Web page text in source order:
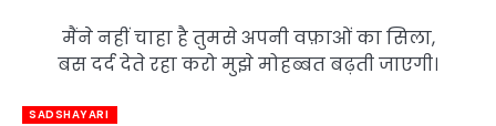
मैंने नहीं चाहा है तुमसे अपनी वफ़ाओं का सिला,
बस दर्द देते रहा करो मुझे मोहब्बत बढ़ती जाएगी।
SADSHAYARI